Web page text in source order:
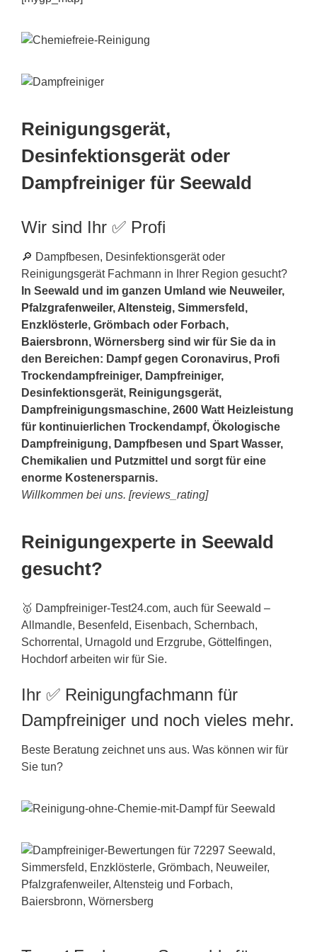
Reinigungsgerät,
Desinfektionsgerät oder
Dampfreiniger für Seewald
Wir sind Ihr ✅ Profi
🔎 Dampfbesen, Desinfektionsgerät oder
Reinigungsgerät Fachmann in Ihrer Region gesucht?
In Seewald und im ganzen Umland wie Neuweiler,
Pfalzgrafenweiler, Altensteig, Simmersfeld,
Enzklösterle, Grömbach oder Forbach,
Baiersbronn, Wörnersberg sind wir für Sie da in
den Bereichen: Dampf gegen Coronavirus, Profi
Trockendampfreiniger, Dampfreiniger,
Desinfektionsgerät, Reinigungsgerät,
Dampfreinigungsmaschine, 2600 Watt Heizleistung
für kontinuierlichen Trockendampf, Ökologische
Dampfreinigung, Dampfbesen und Spart Wasser,
Chemikalien und Putzmittel und sorgt für eine
enorme Kostenersparnis.
Willkommen bei uns. [reviews_rating]
Reinigungexperte in Seewald
gesucht?
🥇 Dampfreiniger-Test24.com, auch für Seewald –
Allmandle, Besenfeld, Eisenbach, Schernbach,
Schorrental, Urnagold und Erzgrube, Göttelfingen,
Hochdorf arbeiten wir für Sie.
Ihr ✅ Reinigungfachmann für
Dampfreiniger und noch vieles mehr.
Beste Beratung zeichnet uns aus. Was können wir für
Sie tun?